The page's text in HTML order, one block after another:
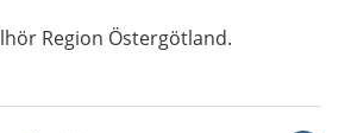
Region Östergötland.